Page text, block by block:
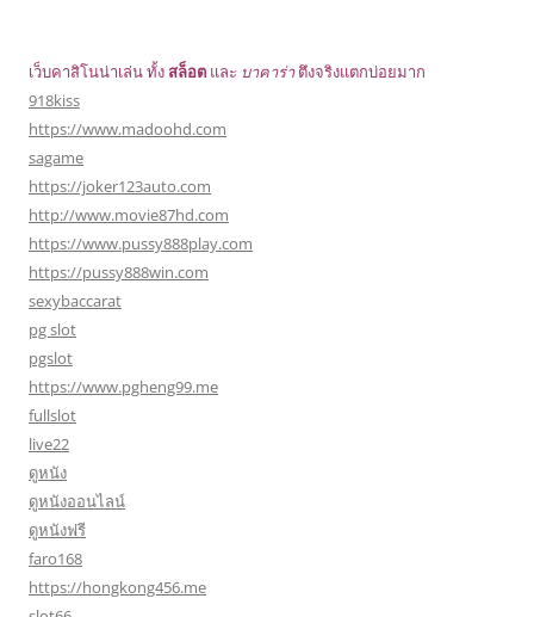
เว็บคาสิโนน่าเล่น ทั้งสล็อต และ บาคาร่าตึงจริงแตกบ่อยมาก
918kiss
https://www.madoohd.com
sagame
https://joker123auto.com
http://www.movie87hd.com
https://www.pussy888play.com
https://pussy888win.com
sexybaccarat
pg slot
pgslot
https://www.pgheng99.me
fullslot
live22
ดูหนัง
ดูหนังออนไลน์
ดูหนังฟรี
faro168
https://hongkong456.me